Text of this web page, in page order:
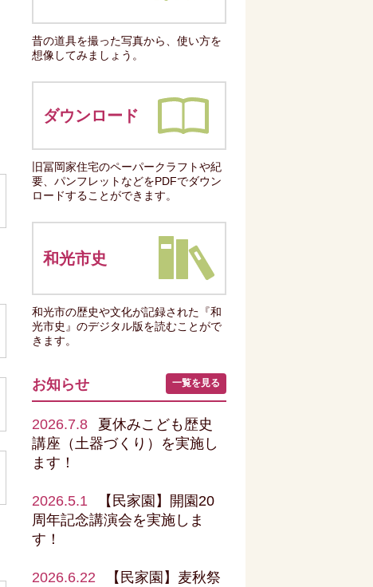
昔の道具を撮った写真から、使い方を
想像してみましょう。
ダウンロード
旧冨岡家住宅のペーパークラフトや紀
要、パンフレットなどをPDFでダウン
ロードすることができます。
和光市史
和光市の歴史や文化が記録された『和
光市史』のデジタル版を読むことがで
きます。
お知らせ 一覧を見る
2026.7.8
夏休みこども歴史
講座（土器づくり）を実施し
ます！
2026.5.1
【民家園】開園20
周年記念講演会を実施しま
す！
2026.6.22
【民家園】麦秋祭